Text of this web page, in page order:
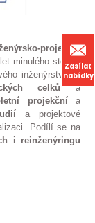
Zasílat
nabídky
projekční
minulého století.
inženýrství se
celků a
projekčnía
a projektové
Podílí se na
i reinženýringu